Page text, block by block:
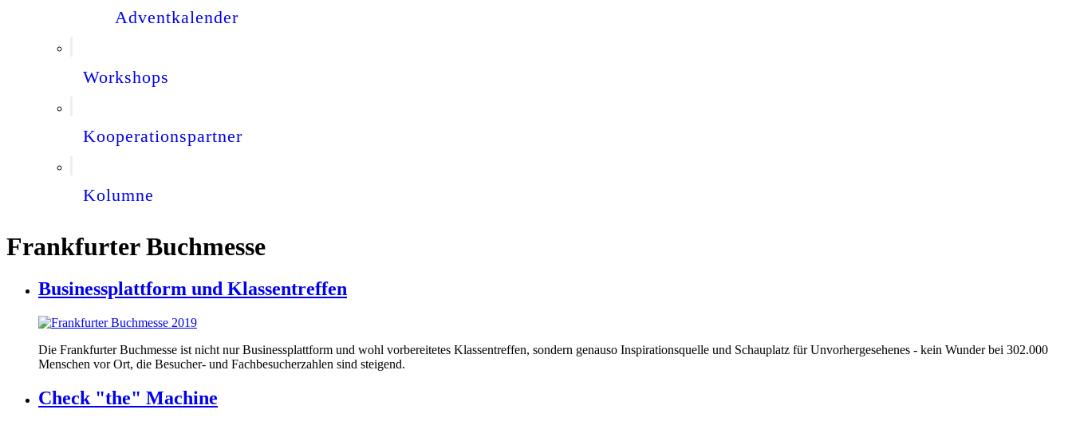
Adventkalender
Workshops
Kooperationspartner
Kolumne
Frankfurter Buchmesse
Businessplattform und Klassentreffen
Die Frankfurter Buchmesse ist nicht nur Businessplattform und wohl vorbereitetes Klassentreffen, sondern genauso Inspirationsquelle und Schauplatz für Unvorhergesehenes - kein Wunder bei 302.000
Menschen vor Ort, die Besucher- und Fachbesucherzahlen sind steigend.
Check "the" Machine